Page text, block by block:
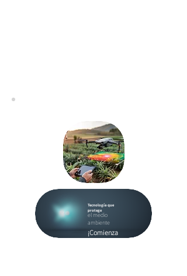
¡Comienza
Tecnología que
protege
el medio
ambiente